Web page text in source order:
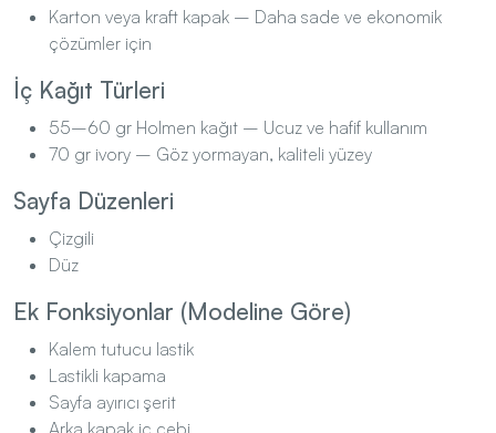
Karton veya kraft kapak – Daha sade ve ekonomik
çözümler için
İç Kağıt Türleri
55–60 gr Holmen kağıt – Ucuz ve hafif kullanım
70 gr ivory – Göz yormayan, kaliteli yüzey
Sayfa Düzenleri
Çizgili
Düz
Ek Fonksiyonlar (Modeline Göre)
Kalem tutucu lastik
Lastikli kapama
Sayfa ayırıcı şerit
Arka kapak iç cebi